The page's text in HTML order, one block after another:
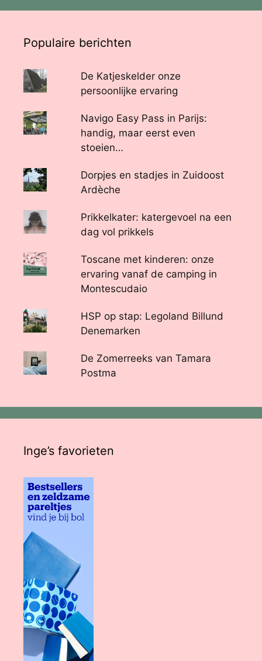
Populaire berichten
De Katjeskelder onze
persoonlijke ervaring
Navigo Easy Pass in Parijs:
handig, maar eerst even
stoeien…
Dorpjes en stadjes in Zuidoost
Ardèche
Prikkelkater: katergevoel na een
dag vol prikkels
Toscane met kinderen: onze
ervaring vanaf de camping in
Montescudaio
HSP op stap: Legoland Billund
Denemarken
De Zomerreeks van Tamara
Postma
Inge’s favorieten